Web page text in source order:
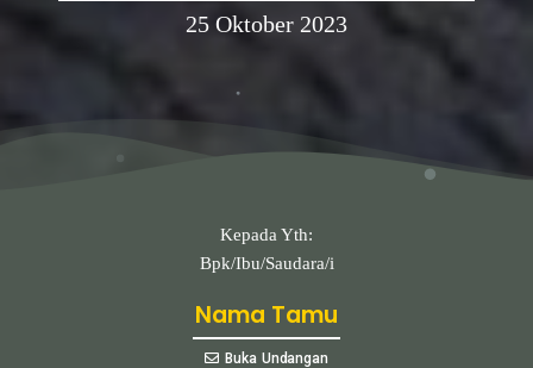
25 Oktober 2023
Kepada Yth:
Bpk/Ibu/Saudara/i
Nama Tamu
Buka Undangan